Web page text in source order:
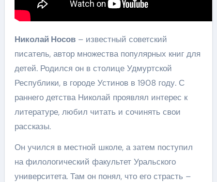
Николай Носов– известный советский
писатель, автор множества популярных книг для
детей. Родился он в столице Удмуртской
Республики, в городе Устинов в 1908 году. С
раннего детства Николай проявлял интерес к
литературе, любил читать и сочинять свои
рассказы.
Он учился в местной школе, а затем поступил
на филологический факультет Уральского
университета. Там он понял, что его страсть –